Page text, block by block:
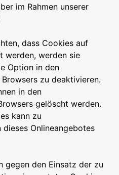
im Rahmen unserer
dass Cookies auf
werden, werden sie
Option in den
zu deaktivieren.
in den
gelöscht werden.
kann zu
dieses Onlineangebotes
gegen den Einsatz der zu